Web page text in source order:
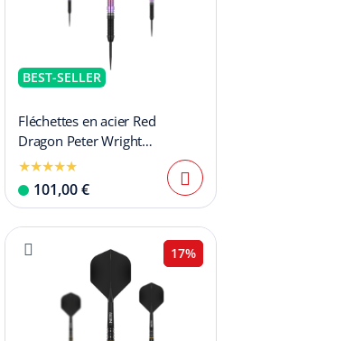
BEST-SELLER
Fléchettes en acier Red
Dragon Peter Wright
Snakebite, édition Champion
du monde 2020
101,00 €
17%